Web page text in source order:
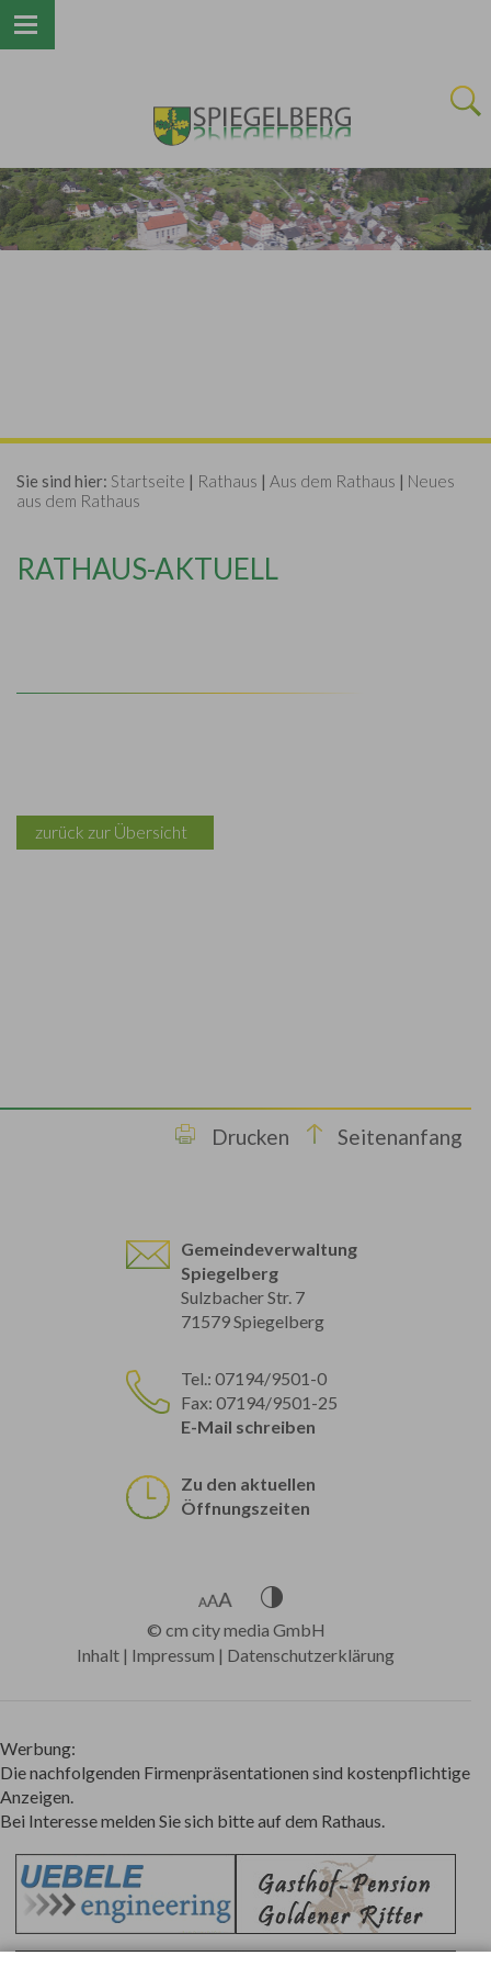
Sie sind hier: Startseite | Rathaus | Aus dem Rathaus | Neues
aus dem Rathaus
RATHAUS-AKTUELL
zurück zur Übersicht
Drucken Seitenanfang
Gemeindeverwaltung
Spiegelberg
Sulzbacher Str. 7
71579 Spiegelberg
Tel.: 07194/9501-0
Fax: 07194/9501-25
E-Mail schreiben
Zu den aktuellen
Öffnungszeiten
© cm city media GmbH
Inhalt | Impressum | Datenschutzerklärung
Werbung:
Die nachfolgenden Firmenpräsentationen sind kostenpflichtige
Anzeigen.
Bei Interesse melden Sie sich bitte auf dem Rathaus.